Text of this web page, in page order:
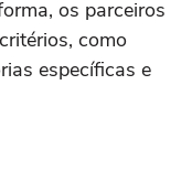
os parceiros
como
específicas e